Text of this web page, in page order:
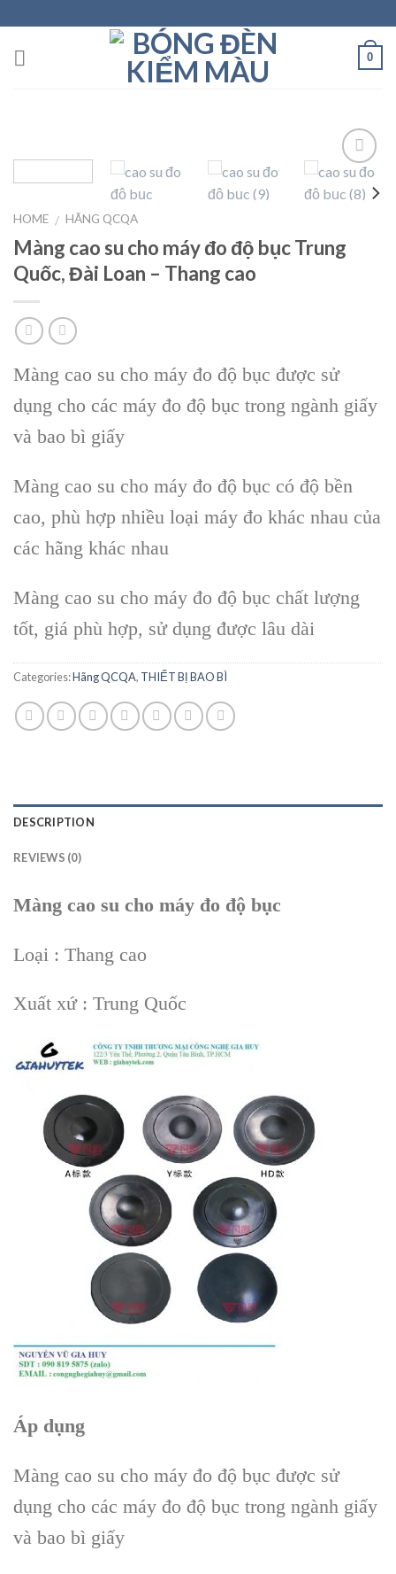
to
content
0
HOME / HÃNG QCQA
Màng cao su cho máy đo độ bục Trung
Quốc, Đài Loan – Thang cao
Màng cao su cho máy đo độ bục được sử
dụng cho các máy đo độ bục trong ngành giấy
và bao bì giấy
Màng cao su cho máy đo độ bục có độ bền
cao, phù hợp nhiều loại máy đo khác nhau của
các hãng khác nhau
Màng cao su cho máy đo độ bục chất lượng
tốt, giá phù hợp, sử dụng được lâu dài
Categories:Hãng QCQA, THIẾT BỊ BAO BÌ
DESCRIPTION
REVIEWS (0)
Màng cao su cho máy đo độ bục
Loại : Thang cao
Xuất xứ : Trung Quốc
Áp dụng
Màng cao su cho máy đo độ bục được sử
dụng cho các máy đo độ bục trong ngành giấy
và bao bì giấy